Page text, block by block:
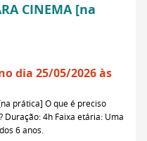
CINEMA [na
dia 25/05/2026 às
[na prática] O que é preciso
4h Faixa etária: Uma
6 anos.